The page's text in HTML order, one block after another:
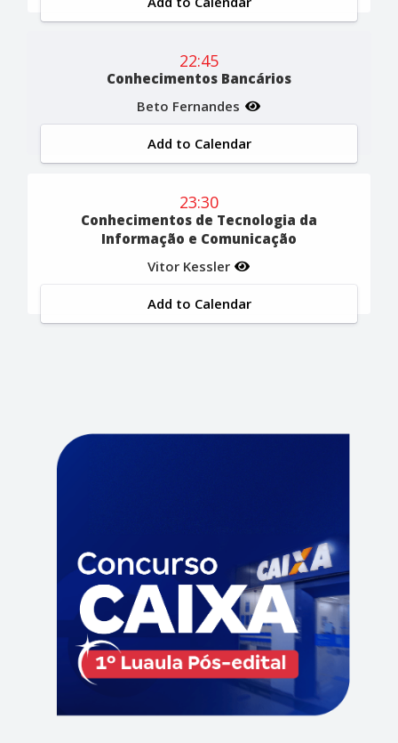
22:45
Conhecimentos Bancários
Beto Fernandes
Add to Calendar
23:30
Conhecimentos de Tecnologia da
Informação e Comunicação
Vitor Kessler
Add to Calendar